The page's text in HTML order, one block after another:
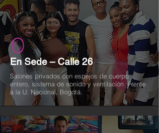
🪞
En Sede – Calle 26
Salones privados con espejos de cuerpo
entero, sistema de sonido y ventilación. Frente
a la U. Nacional, Bogotá.